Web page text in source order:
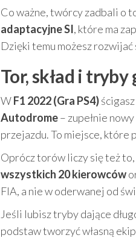
Co ważne, twórcy zadbali o
adaptacyjne SI, które ma
Dzięki temu możesz rozwijać
Tor, skład i
WF1 2022 (Gra PS4)
Autodrome– zupełnie
przejazdu. To miejsce, które
Oprócz torów liczy się też to,
wszystkich 20 kierowców
FIA, a nie w oderwanej od
Jeśli lubisz tryby dające
podstaw tworzyć własną